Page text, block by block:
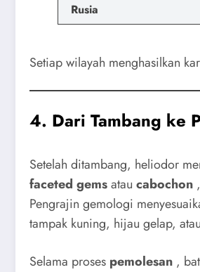
Rusia
Setiap wilayah menghasilkan
4. Dari Tambang ke
Setelah ditambang, heliodor
faceted gemsatau cabochon
Pengrajin gemologi
tampak kuning, hijau gelap,
Selama proses pemolesan ,